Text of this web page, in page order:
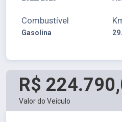
Combustível
Gasolina
R$
Valor do Veículo